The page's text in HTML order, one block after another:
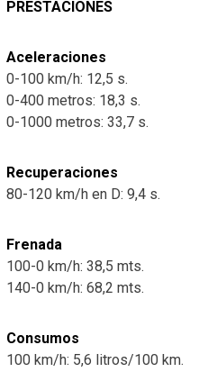
PRESTACIONES
Aceleraciones
0-100 km/h: 12,5 s.
0-400 metros: 18,3 s.
0-1000 metros: 33,7 s.
Recuperaciones
80-120 km/h en D: 9,4 s.
Frenada
100-0 km/h: 38,5 mts.
140-0 km/h: 68,2 mts.
Consumos
100 km/h: 5,6 litros/100 km.